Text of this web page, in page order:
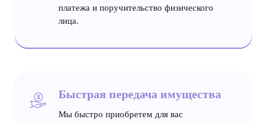
платежа и поручительство физического
лица.
Быстрая передача имущества
Мы быстро приобретем для вас